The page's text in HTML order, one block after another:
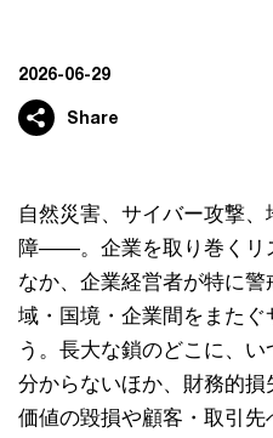
2026-06-29
Share
自然災害、サイバー攻撃
障――。企業を取り巻くリ
なか、企業経営者が特に
域・国境・企業間をまたぐ
う。長大な鎖のどこに、
分からないほか、財務的
価値の毀損や顧客・取引